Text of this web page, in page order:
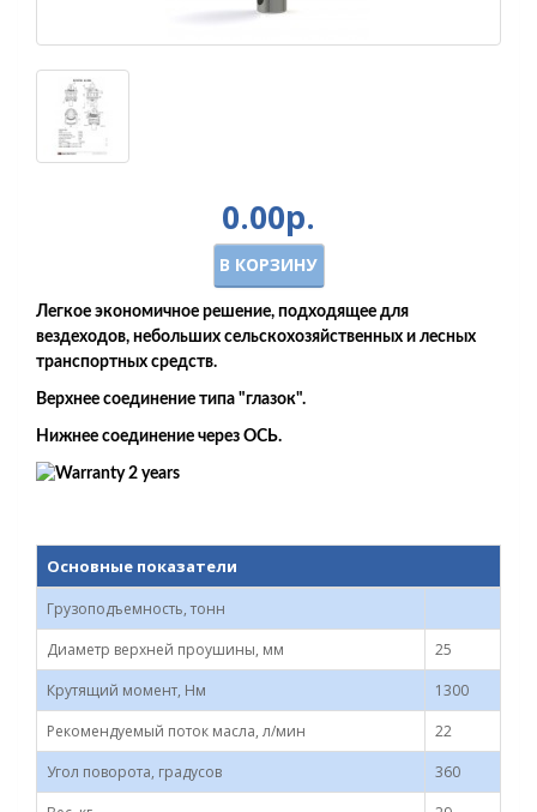
0.00р.
В КОРЗИНУ
Легкое экономичное решение, подходящее для
вездеходов, небольших сельскохозяйственных и лесных
транспортных средств.
Верхнее соединение типа "глазок".
Нижнее соединение через ОСЬ.
Основные показатели
Грузоподъемность, тонн
Диаметр верхней проушины, мм
25
Крутящий момент, Нм
1300
Рекомендуемый поток масла, л/мин
22
Угол поворота, градусов
360